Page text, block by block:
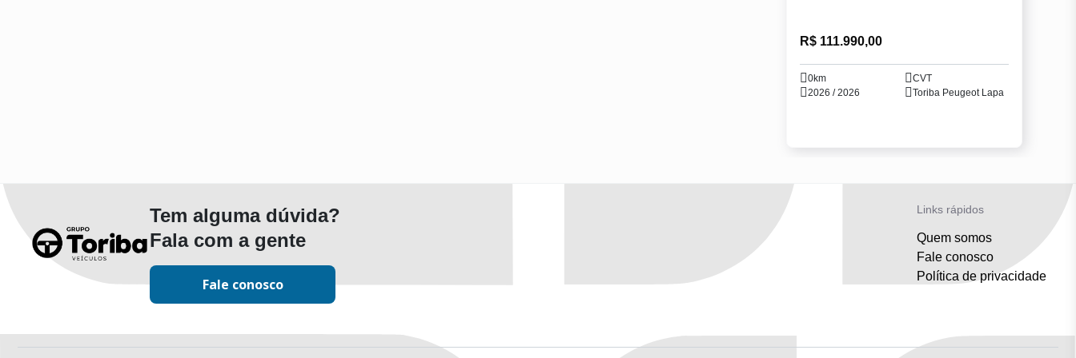
R$ 111.990,00
0km
CVT
2026 / 2026
Toriba Peugeot Lapa
Tem alguma dúvida?
Fala com a gente
Fale conosco
Links rápidos
Quem somos
Fale conosco
Política de privacidade